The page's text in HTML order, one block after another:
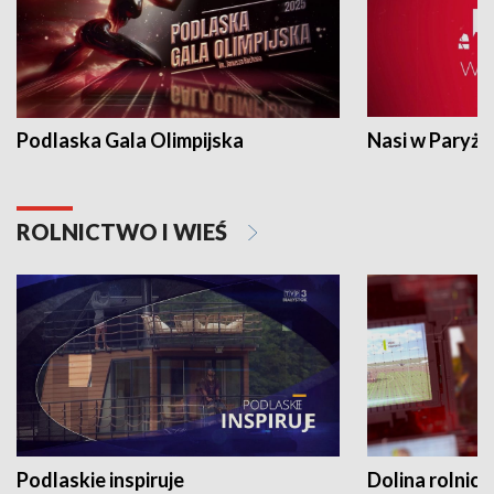
Podlaska Gala Olimpijska Nasi w Paryżu
ROLNICTWO I WIEŚ
Podlaskie inspiruje Dolina